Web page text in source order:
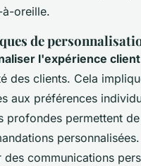
oreille.
de
l'expérience client
des clients. Cela
aux préférences
profondes permettent
des communications